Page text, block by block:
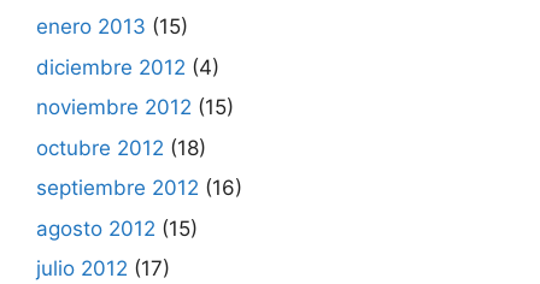
enero 2013 (15)
diciembre 2012 (4)
noviembre 2012 (15)
octubre 2012 (18)
septiembre 2012 (16)
agosto 2012 (15)
julio 2012 (17)